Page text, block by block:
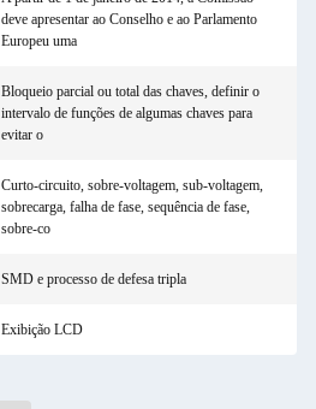
deve apresentar ao Conselho e ao Parlamento
Europeu uma
Bloqueio parcial ou total das chaves, definir o
intervalo de funções de algumas chaves para
evitar o
Curto-circuito, sobre-voltagem, sub-voltagem,
sobrecarga, falha de fase, sequência de fase,
sobre-co
SMD e processo de defesa tripla
Exibição LCD